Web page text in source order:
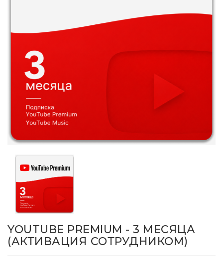
YOUTUBE PREMIUM - 3 МЕСЯЦА
(АКТИВАЦИЯ СОТРУДНИКОМ)